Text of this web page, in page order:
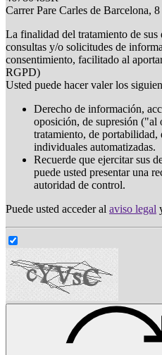
Carrer Pare Carles de Barcelona,
La finalidad del tratamiento de sus
consultas y/o solicitudes de
consentimiento, facilitado al
RGPD)
Usted puede hacer valer los
Derecho de información,
oposición, de supresión
tratamiento, de portabilidad,
individuales automatizadas.
Recuerde que ejercitar sus
puede usted presentar una
autoridad de control.
Puede usted acceder al aviso legal